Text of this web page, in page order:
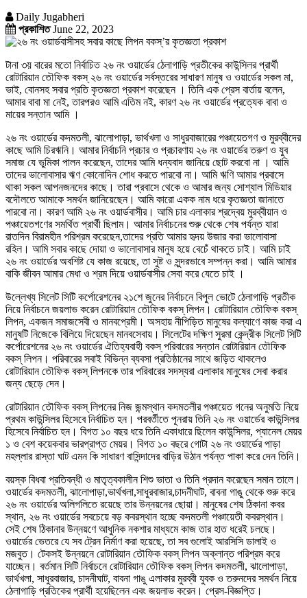
Daily Jugabheri
প্রকাশিতJune 22, 2023
টানা ৩য় বারের মতো নির্বাচিত ২৬ নং ওয়ার্ডের ঠেলাগাড়ি প্রতীকের কাউন্সিলর প্রার্থী
রোটারিয়ান তৌফিক বকস্ ২৬ নং ওয়ার্ডের সর্বস্তরের সাধারণ মানুষ ও ওয়ার্ডের সকল মা,
ভাই, বোনসহ সবার প্রতি কৃতজ্ঞতা প্রকাশ করেছেন । তিনি এক প্রেস বার্তায় বলেন,
আমার বাবা মা নেই, তারপরও আমি এতিম নই, কারণ ২৬ নং ওয়ার্ডের প্রত্যেক বাবা ও
মায়ের সন্তান আমি ।
২৬ নং ওয়ার্ডের কদমতলী, ঝালোপাড়া, ভার্থখলা ও সাধুরবাজারের পঞ্চায়েতগণ ও মুরব্বীদের
কাছে আমি চিরঋনি। আমার নির্বাচনি প্রচার ও প্রচারণায় ২৬ নং ওয়ার্ডের তরুণ ও যুব
সমাজ যে ভুমিকা পালন করেছেন, তাদের আমি ধন্যবাদ জানিয়ে ছোট করবো না । আমি
তাদের ভালোবাসার ঋণ কোনোদিন শোধ করতে পারবো না। আমি ঋণি আমার প্রবাসে
থাকা সকল আপনজনদের কাছে। তারা প্রবাসে থেকে ও আমার জন্য সোশ্যাল মিডিয়ার
বদৌলতে আমাকে সমর্থন জানিয়েছেন। আমি কারো একক নাম ধরে কৃতজ্ঞতা জানাতে
পারবো না। কারণ আমি ২৬ নং ওয়ার্ডবাসীর। আমি চার এলাকার শ্রদ্বেয় মুরব্বীয়ান ও
পঞ্চায়েতগণের সমর্থিত প্রার্থী ছিলাম। আমার নির্বাচনের শুরু থেকে শেষ পর্যন্ত যারা
রাতদিন বিরামহীন পরিশ্রম করেছেন,তাদের প্রতি আমার হৃদয় উজার করা ভালোবাসা
রহিল। আমি সবার কাছে দোয়া ও ভালোবাসার মানুষ হয়ে বেচেঁ থাকতে চাই। আমি চাই
২৬ নং ওয়ার্ডের অবশিষ্ট যে কাজ রয়েছে, তা সুষ্ট ও সুন্দরভাবে সম্পন্ন করা। আমি আমার
বাকি জীবন আমার মেধা ও শ্রম দিয়ে ওয়ার্ডবাসীর সেবা করে যেতে চাই ।
উল্লেখ্য সিলেট সিটি কর্পোরেশনের ২১শে জুনের নির্বাচনে বিপুল ভোটে ঠেলাগাড়ি প্রতীক
নিয়ে নির্বাচনে জয়লাভ করেন রোটারিয়ান তৌফিক বকস্ লিপন। রোটারিয়ান তৌফিক বকস্
লিপন, একজন সমাজসেবী ও মানবপ্রেমী। অসহায় নীপিড়িত মানুষের কল্যাণে কাজ করা এ
মানুষটি নিজেকে বিলিয়ে দিয়েছেন মানবসেবায়। সিলেটের দক্ষিণ সুরমা কেন্দ্রীক সিলেট সিটি
কর্পোরেশনের ২৬ নং ওয়ার্ডের ঐতিহ্যবাহী বকস্ পরিবারের সন্তান রোটারিয়ান তৌফিক
বকস্ লিপন। পরিবারের সবাই বিভিন্ন ব্যবসা প্রতিষ্ঠানের সাথে জড়িত থাকলেও
রোটারিয়ান তৌফিক বকস্ লিপনকে তার পরিবারের সদস্যরা এলাকার মানুষের সেবা করার
জন্য ছেড়ে দেন।
রোটারিয়ান তৌফিক বকস্ লিপনের নিজ জন্মস্থান কদমতলীর পঞ্চায়েত গনের অনুমতি নিয়ে
প্রথম কাউন্সিলর হিসেবে নির্বাচিত হন। পরবর্তীতে পূনরায় তিনি ২৬ নং ওয়ার্ডের কাউন্সিলর
হিসেবে নির্বাচিত হন। বিগত ১০ বছর ধরে তিনি একাধারে ছিলেন কাউন্সিলর, প্যানেল মেয়র
১ ও বেশ কয়েকবার ভারপ্রাপ্ত মেয়র। বিগত ১০ বছরে গোটা ২৬ নং ওয়ার্ডের পাড়া
মহল্লার রাস্তা ঘাট এমন কি সাধারণ বাসিন্দাদের বাড়ির উঠান পর্যন্ত পাকা করে দেন তিনি।
বয়স্ক বিধবা প্রতিবন্ধী ও মাতৃত্বকালীন শিশু ভাতা ও তিনি প্রদান করেছেন সমান তালে।
ওয়ার্ডের কদমতলী, ঝালোপাড়া,ভার্থখলা,সাধুরবাজার,চাদনীঘাট, বাবনা গাঙু থেকে শুরু করে
২৬ নং ওয়ার্ডের অলিগলিতে রয়েছে তার উন্নয়নের ছোয়া। মানুষের শেষ ঠিকানা কবর
স্থান, ২৬ নং ওয়ার্ডের সবচেয়ে বড় কবরস্থান হচ্ছে কদমতলী পঞ্চায়েতী কবরস্থান।
সেই শেষ ঠিকানার উন্নয়ণে আধুনিক নকশার মাধ্যমে কাজ তার হাত ধরেই চলছে।
ওয়ার্ডের ভেতরে যে সব ট্রেন নির্মাণ করা হয়েছে, তা সব গুলোই আরসিসি ডালাই ও
মজবুত। টেকসই উন্নয়নে রোটারিয়ান তৌফিক বকস্ লিপন অক্লান্ত পরিশ্রম করে
যাচ্ছেন। বর্তমান সিটি নির্বাচনে রোটারিয়ান তৌফিক বকস্ লিপন কদমতলী, ঝালোপাড়া,
ভার্থখলা, সাধুরবাজার, চাদনীঘাট, বাবনা গাঙু এলাকার মুরব্বী যুবক ও তরুনদের সমর্থন নিয়ে
ঠেলাগাড়ি প্রতিকের প্রার্থী হয়েছিলেন এবং জয়লাভ করেন। প্রেস-বিজ্ঞপ্তি।